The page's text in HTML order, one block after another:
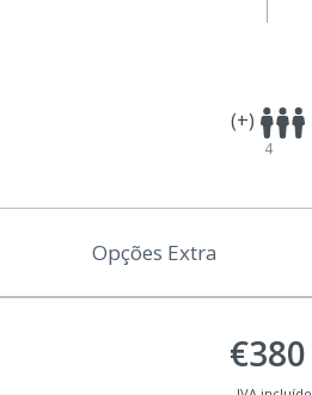
(+)
4
Opções Extra
€380